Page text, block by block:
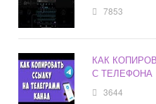
7853
КАК
С ТЕЛЕФОНА
3644